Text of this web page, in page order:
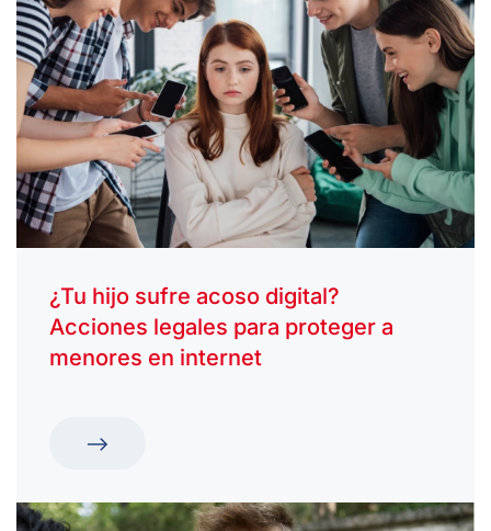
¿Tu hijo sufre acoso digital?
Acciones legales para proteger a
menores en internet